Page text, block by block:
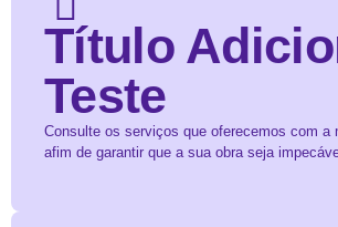
Título
Teste
Consulte os serviços que oferecemos com a
afim de garantir que a sua obra seja